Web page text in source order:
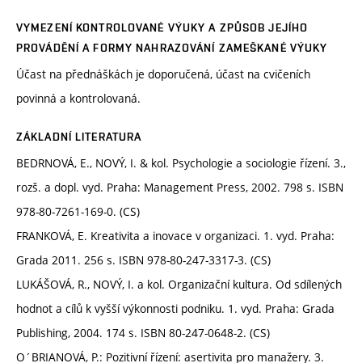
VYMEZENÍ KONTROLOVANÉ VÝUKY A ZPŮSOB JEJÍHO
PROVÁDĚNÍ A FORMY NAHRAZOVÁNÍ ZAMEŠKANÉ VÝUKY
Účast na přednáškách je doporučená, účast na cvičeních
povinná a kontrolovaná.
ZÁKLADNÍ LITERATURA
BEDRNOVÁ, E., NOVÝ, I. & kol. Psychologie a sociologie řízení. 3.,
rozš. a dopl. vyd. Praha: Management Press, 2002. 798 s. ISBN
978-80-7261-169-0. (CS)
FRANKOVÁ, E. Kreativita a inovace v organizaci. 1. vyd. Praha:
Grada 2011. 256 s. ISBN 978-80-247-3317-3. (CS)
LUKÁŠOVÁ, R., NOVÝ, I. a kol. Organizační kultura. Od sdílených
hodnot a cílů k vyšší výkonnosti podniku. 1. vyd. Praha: Grada
Publishing, 2004. 174 s. ISBN 80-247-0648-2. (CS)
O´BRIANOVÁ, P.: Pozitivní řízení: asertivita pro manažery. 3.